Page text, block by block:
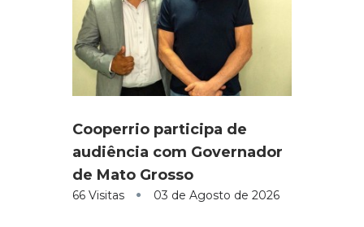
Cooperrio participa de
audiência com Governador
de Mato Grosso
66 Visitas 03 de Agosto de 2026